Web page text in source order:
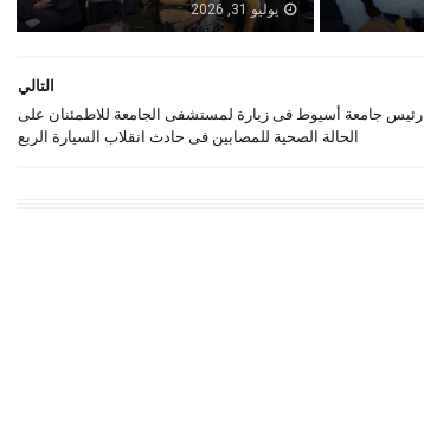
يوليو 31, 2026
التالي
رئيس جامعة أسيوط فى زيارة لمستشفى الجامعة للاطمئنان على
الحالة الصحية للمصابين فى حادث انقلاب السيارة الربع